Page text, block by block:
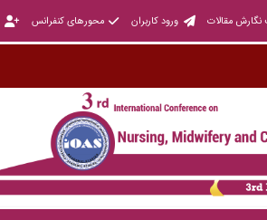
نگارش مقالات ورود کاربران محورهای کنفرانس